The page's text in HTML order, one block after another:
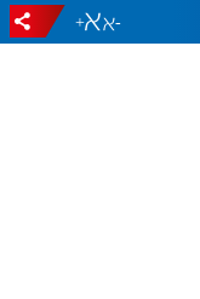
-
+